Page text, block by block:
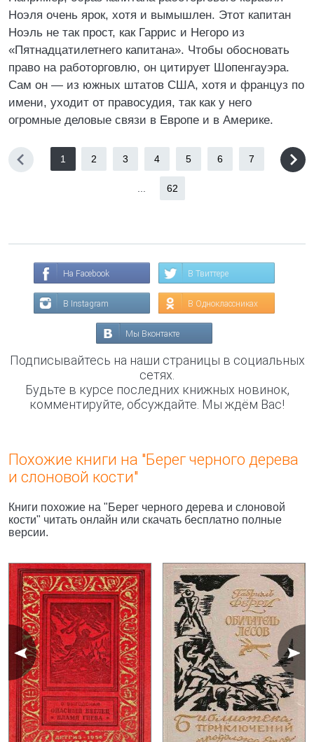
Ноэля очень ярок, хотя и вымышлен. Этот капитан
Ноэль не так прост, как Гаррис и Негоро из
«Пятнадцатилетнего капитана». Чтобы обосновать
право на работорговлю, он цитирует Шопенгауэра.
Сам он — из южных штатов США, хотя и француз по
имени, уходит от правосудия, так как у него
огромные деловые связи в Европе и в Америке.
1 2 3 4 5 6 7
62
На Facebook В Твиттере
В Instagram В Одноклассниках
Мы Вконтакте
Подписывайтесь на наши страницы в социальных
сетях.
Будьте в курсе последних книжных новинок,
комментируйте, обсуждайте. Мы ждём Вас!
Похожие книги на "Берег черного дерева
и слоновой кости"
Книги похожие на "Берег черного дерева и слоновой
кости" читать онлайн или скачать бесплатно полные
версии.